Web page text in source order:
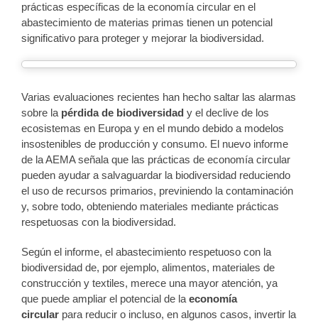
prácticas específicas de la economía circular en el
abastecimiento de materias primas tienen un potencial
significativo para proteger y mejorar la biodiversidad.
Varias evaluaciones recientes han hecho saltar las alarmas
sobre la pérdida de biodiversidad y el declive de los
ecosistemas en Europa y en el mundo debido a modelos
insostenibles de producción y consumo. El nuevo informe
de la AEMA señala que las prácticas de economía circular
pueden ayudar a salvaguardar la biodiversidad reduciendo
el uso de recursos primarios, previniendo la contaminación
y, sobre todo, obteniendo materiales mediante prácticas
respetuosas con la biodiversidad.
Según el informe, el abastecimiento respetuoso con la
biodiversidad de, por ejemplo, alimentos, materiales de
construcción y textiles, merece una mayor atención, ya
que puede ampliar el potencial de la economía
circular para reducir o incluso, en algunos casos, invertir la